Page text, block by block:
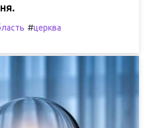
#церква